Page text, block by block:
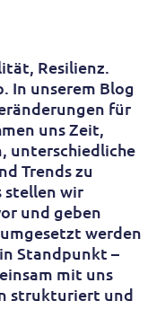
Resilienz.
In unserem Blog
für
uns Zeit,
unterschiedliche
Trends zu
stellen wir
und geben
werden
Standpunkt –
mit uns
strukturiert und